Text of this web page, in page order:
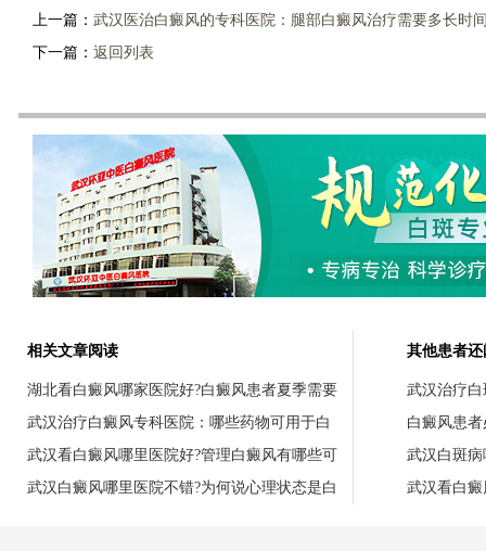
上一篇： 武汉医治白癜风的专科医院：腿部白癜风治疗需要多长时
下一篇： 返回列表
相关文章阅读
湖北看白癜风哪家医院好?白癜风患者夏季需要
武汉治疗白癜风专科医院：哪些药物可用于白
武汉看白癜风哪里医院好?管理白癜风有哪些可
武汉白癜风哪里医院不错?为何说心理状态是白
其他患者
武汉治疗
白癜风患
武汉白斑
武汉看白